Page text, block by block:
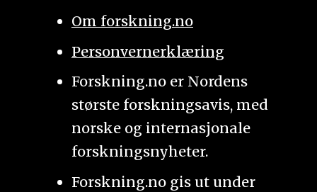
Om forskning.no
Personvernerklæring
Forskning.no er Nordens
største forskningsavis, med
norske og internasjonale
forskningsnyheter.
Forskning.no gis ut under